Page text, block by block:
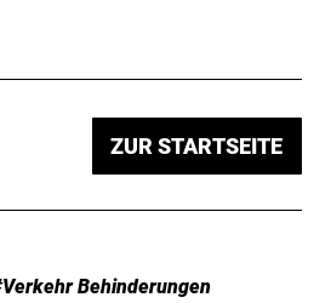
ZUR STARTSEITE
Behinderungen